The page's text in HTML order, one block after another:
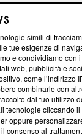
informazioni
editoriali e su
Inoltre, afferma
with Integrity’
ma ha
ha ancora
simili di
tue esigenze di
e condividiamo con
web, pubblicità e
come l’indirizzo
combinarle con
dal tuo utilizzo
tecnologie cliccando
oppure
consenso al